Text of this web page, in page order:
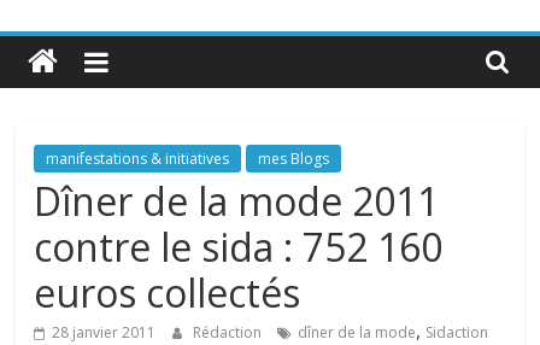
24h
Santé
La
santé
toute
famille
manifestations & initiatives mes Blogs
Dîner de la mode 2011
contre le sida : 752 160
euros collectés
28 janvier 2011 Rédaction dîner de la mode, Sidaction